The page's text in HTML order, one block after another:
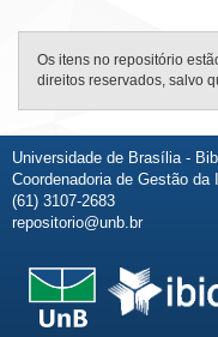
Os itens no repositório
direitos reservados, salvo
Universidade de Brasília -
Coordenadoria de Gestão
(61) 3107-2683
repositorio@unb.br